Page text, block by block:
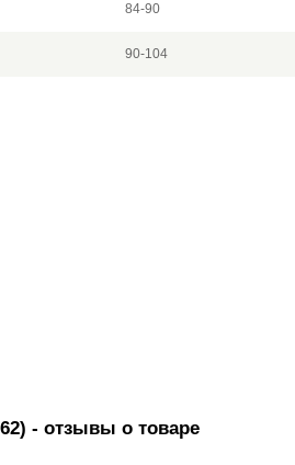
84-90
90-104
- отзывы о товаре